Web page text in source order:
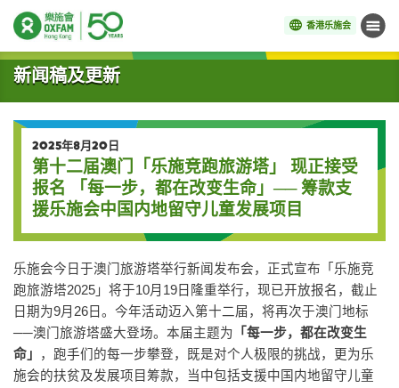
香港乐施会 菜单
开始主要内容
新闻稿及更新
2025年8月20日
第十二届澳门「乐施竞跑旅游塔」 现正接受
报名 「每一步，都在改变生命」── 筹款支
援乐施会中国内地留守儿童发展项目
乐施会今日于澳门旅游塔举行新闻发布会，正式宣布「乐施竞
跑旅游塔2025」将于10月19日隆重举行，现已开放报名，截止
日期为9月26日。今年活动迈入第十二届，将再次于澳门地标
──澳门旅游塔盛大登场。本届主题为 「每一步，都在改变生
命」
，跑手们的每一步攀登，既是对个人极限的挑战，更为乐
施会的扶贫及发展项目筹款，当中包括支援中国内地留守儿童